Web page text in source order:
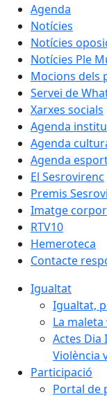
Agenda
Notícies
Notícies
Notícies Ple
Mocions dels
Servei de
Xarxes socials
Agenda
Agenda
Agenda
El Sesrovirenc
Premis
Imatge
RTV10
Hemeroteca
Contacte
Igualtat
Igualtat,
La
Actes Dia
Violència
Participació
Portal de